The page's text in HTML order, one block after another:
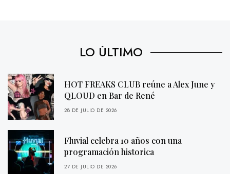
LO ÚLTIMO
HOT FREAKS CLUB reúne a Alex June y
QLOUD en Bar de René
28 DE JULIO DE 2026
Fluvial celebra 10 años con una
programación historica
27 DE JULIO DE 2026